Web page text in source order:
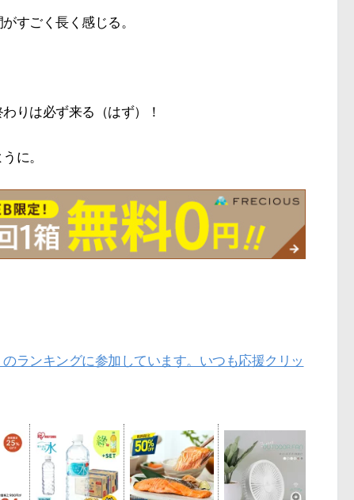
すごく長く感じる。
りは必ず来る（はず）！
に。
ランキングに参加しています。いつも応援クリッ